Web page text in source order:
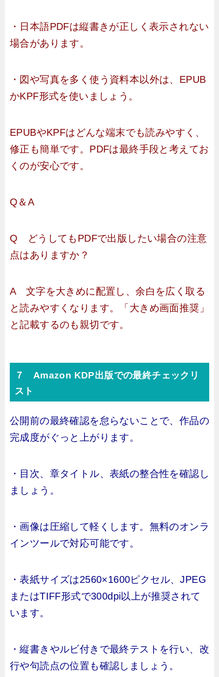
・日本語PDFは縦書きが正しく表示されない
場合があります。
・図や写真を多く使う資料本以外は、EPUB
かKPF形式を使いましょう。
EPUBやKPFはどんな端末でも読みやすく、
修正も簡単です。PDFは最終手段と考えてお
くのが安心です。
Q＆A
Q どうしてもPDFで出版したい場合の注意
点はありますか？
A 文字を大きめに配置し、余白を広く取る
と読みやすくなります。「大きめ画面推奨」
と記載するのも親切です。
７ Amazon KDP出版での最終チェックリ
スト
公開前の最終確認を怠らないことで、作品の
完成度がぐっと上がります。
・目次、章タイトル、表紙の整合性を確認し
ましょう。
・画像は圧縮して軽くします。無料のオンラ
インツールで対応可能です。
・表紙サイズは2560×1600ピクセル、JPEG
またはTIFF形式で300dpi以上が推奨されて
います。
・縦書きやルビ付きで最終テストを行い、改
行や句読点の位置も確認しましょう。